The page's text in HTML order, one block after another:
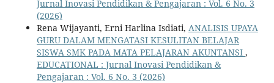
Jurnal Inovasi Pendidikan & Pengajaran : Vol. 6 No. 3
(2026)
Rena Wijayanti, Erni Harlina Isdiati, ANALISIS UPAYA
GURU DALAM MENGATASI KESULITAN BELAJAR
SISWA SMK PADA MATA PELAJARAN AKUNTANSI ,
EDUCATIONAL : Jurnal Inovasi Pendidikan &
Pengajaran : Vol. 6 No. 3 (2026)